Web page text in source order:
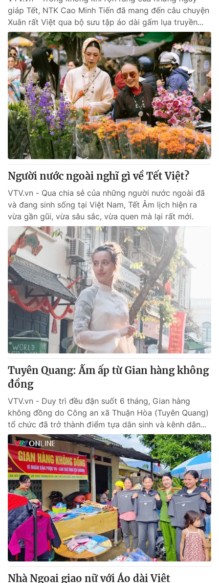
Ðiện thoại Thời báo VTV:024.66 897 897
Email: toasoan@vtv.vn
Liên hệ quảng cáo:024-7300.7108
® Cấm sao chép dưới mọi hình thức nếu không có sự chấp
thuận bằng văn bản. Ghi rõ nguồn VTV.vn khi phát hành lại
thông tin từ website này.
giáp Tết, NTK Cao Minh Tiến đã mang đến câu chuyện
Xuân rất Việt qua bộ sưu tập áo dài gấm lụa truyền...
Người nước ngoài nghĩ gì về Tết Việt?
VTV.vn - Qua chia sẻ của những người nước ngoài đã
và đang sinh sống tại Việt Nam, Tết Âm lịch hiện ra
vừa gần gũi, vừa sâu sắc, vừa quen mà lại rất mới.
Tuyên Quang: Ấm ấp từ Gian hàng không
đồng
VTV.vn - Duy trì đều đặn suốt 6 tháng, Gian hàng
không đồng do Công an xã Thuận Hòa (Tuyên Quang)
tổ chức đã trở thành điểm tựa dân sinh và kênh dân...
Nhà Ngoại giao nữ với Áo dài Việt